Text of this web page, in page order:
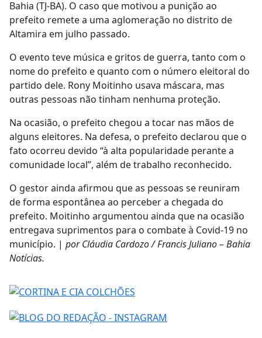
Bahia (TJ-BA). O caso que motivou a punição ao
prefeito remete a uma aglomeração no distrito de
Altamira em julho passado.
O evento teve música e gritos de guerra, tanto com o
nome do prefeito e quanto com o número eleitoral do
partido dele. Rony Moitinho usava máscara, mas
outras pessoas não tinham nenhuma proteção.
Na ocasião, o prefeito chegou a tocar nas mãos de
alguns eleitores. Na defesa, o prefeito declarou que o
fato ocorreu devido “à alta popularidade perante a
comunidade local”, além de trabalho reconhecido.
O gestor ainda afirmou que as pessoas se reuniram
de forma espontânea ao perceber a chegada do
prefeito. Moitinho argumentou ainda que na ocasião
entregava suprimentos para o combate à Covid-19 no
município. | por Cláudia Cardozo / Francis Juliano – Bahia
Notícias.